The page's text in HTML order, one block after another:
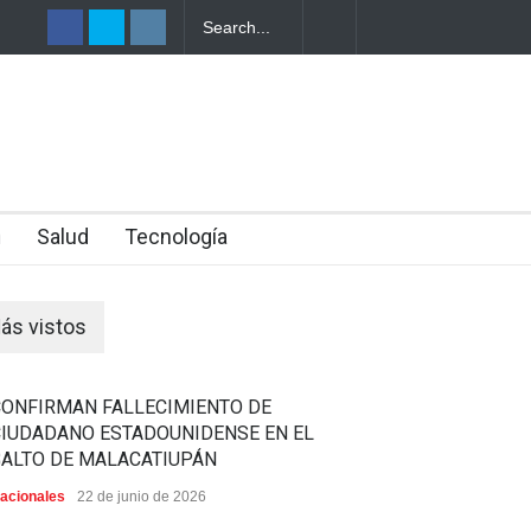
Salud Tecnología
vistos
FALLECIMIENTO DE
ESTADOUNIDENSE EN EL
DE MALACATIUPÁN
22 de junio de 2026